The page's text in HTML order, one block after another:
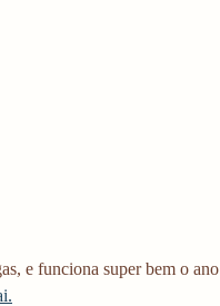
e funciona super bem o